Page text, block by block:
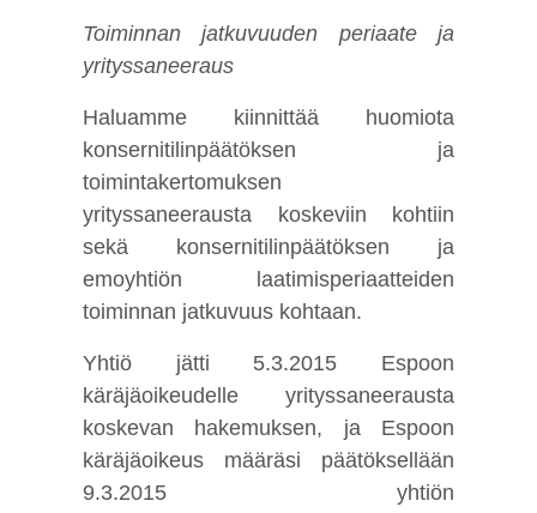
Toiminnan jatkuvuuden periaate ja
yrityssaneeraus
Haluamme kiinnittää huomiota
konsernitilinpäätöksen ja
toimintakertomuksen
yrityssaneerausta koskeviin kohtiin
sekä konsernitilinpäätöksen ja
emoyhtiön laatimisperiaatteiden
toiminnan jatkuvuus kohtaan.
Yhtiö jätti 5.3.2015 Espoon
käräjäoikeudelle yrityssaneerausta
koskevan hakemuksen, ja Espoon
käräjäoikeus määräsi päätöksellään
9.3.2015 yhtiön